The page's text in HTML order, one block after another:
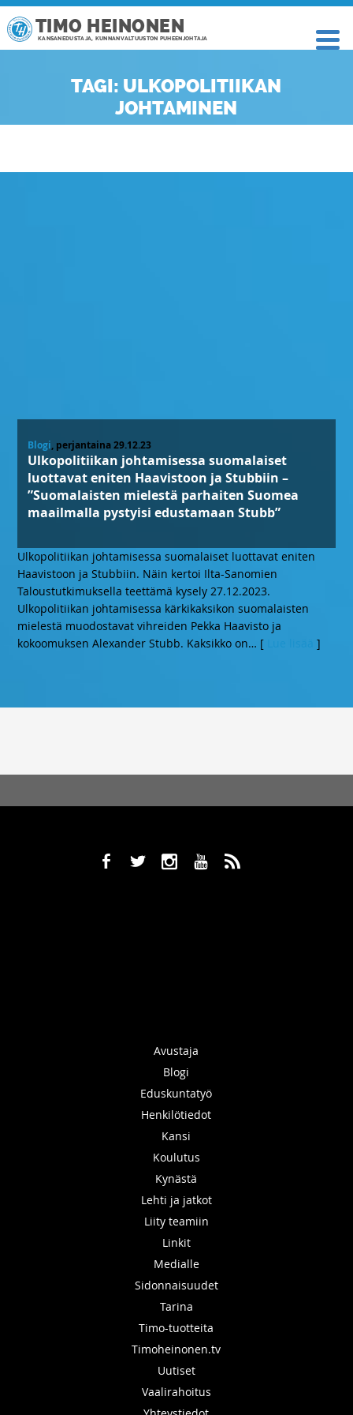
TIMO HEINONEN
KANSANEDUSTAJA, KUNNANVALTUUSTON PUHEENJOHTAJA
TAGI: ULKOPOLITIIKAN
JOHTAMINEN
Blogi, perjantaina 29.12.23
Ulkopolitiikan johtamisessa suomalaiset
luottavat eniten Haavistoon ja Stubbiin –
”Suomalaisten mielestä parhaiten Suomea
maailmalla pystyisi edustamaan Stubb”
Ulkopolitiikan johtamisessa suomalaiset luottavat eniten
Haavistoon ja Stubbiin. Näin kertoi Ilta-Sanomien
Taloustutkimuksella teettämä kysely 27.12.2023.
Ulkopolitiikan johtamisessa kärkikaksikon suomalaisten
mielestä muodostavat vihreiden Pekka Haavisto ja
kokoomuksen Alexander Stubb. Kaksikko on… [ ]
b a x r ,
Avustaja
Blogi
Eduskuntatyö
Henkilötiedot
Kansi
Koulutus
Kynästä
Lehti ja jatkot
Liity teamiin
Linkit
Medialle
Sidonnaisuudet
Tarina
Timo-tuotteita
Timoheinonen.tv
Uutiset
Vaalirahoitus